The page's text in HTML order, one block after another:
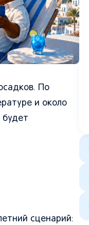
По
и около
будет
сценарий: